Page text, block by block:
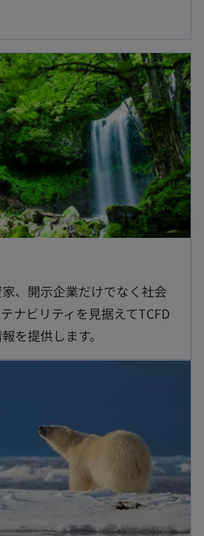
、開示企業だけでなく社会
ナビリティを見据えてTCFD
を提供します。
新しいタブで開く
新しいタブで開く